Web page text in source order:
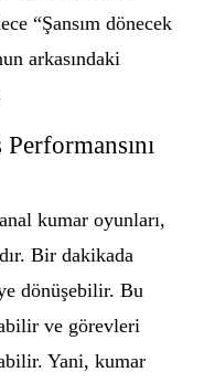
“Şansım dönecek
arkasındaki
kumar oyunları,
Bir dakikada
dönüşebilir. Bu
ve görevleri
Yani, kumar